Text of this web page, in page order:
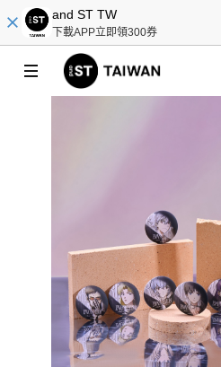
and ST TW
下載APP立即領300券